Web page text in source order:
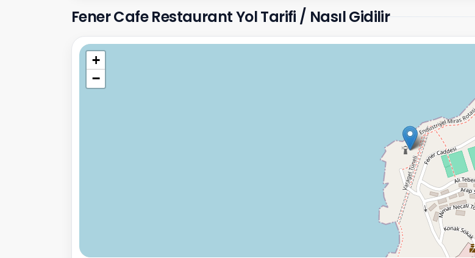
Fener Cafe Restaurant Yol Tarifi / Nasıl Gidilir
+
−